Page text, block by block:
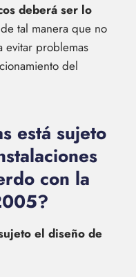
deberá ser lo
tal manera que no
evitar problemas
del
está sujeto
con la
el diseño de